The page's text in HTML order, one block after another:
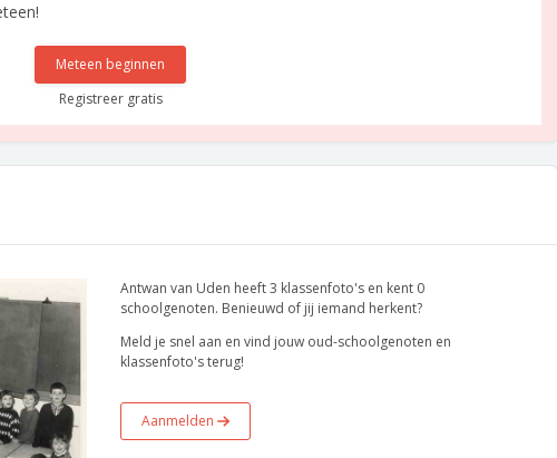
Meteen beginnen
Registreer gratis
Antwan van Uden heeft 3 klassenfoto's en kent 0
schoolgenoten. Benieuwd of jij iemand herkent?
Meld je snel aan en vind jouw oud-schoolgenoten en
klassenfoto's terug!
Aanmelden